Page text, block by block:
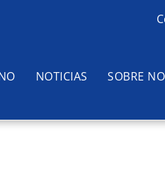
NOTICIAS SOBRE